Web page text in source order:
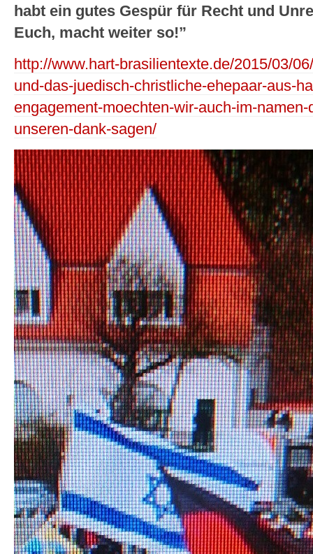
habt ein gutes Gespür für Recht und
Euch, macht weiter so!”
http://www.hart-brasilientexte.de/2015/03/
und-das-juedisch-christliche-ehepaar-aus-
engagement-moechten-wir-auch-im-
unseren-dank-sagen/